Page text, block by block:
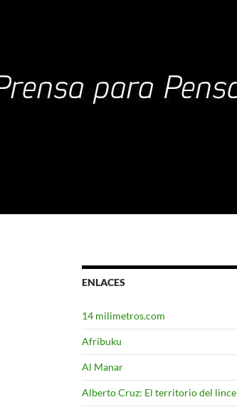
ENLACES
14 milimetros.com
Afribuku
Al Manar
Alberto Cruz: El territorio del lince